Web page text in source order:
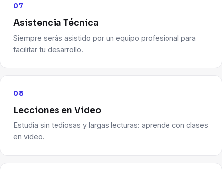
07
Asistencia Técnica
Siempre serás asistido por un equipo profesional para
facilitar tu desarrollo.
08
Lecciones en Video
Estudia sin tediosas y largas lecturas: aprende con clases
en video.